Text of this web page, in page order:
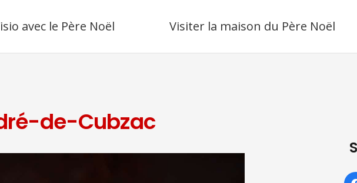
avec le Père Noël Visiter la maison du Père Noël
de-Cubzac